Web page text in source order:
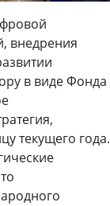
внедрения
в виде Фонда
текущего года.